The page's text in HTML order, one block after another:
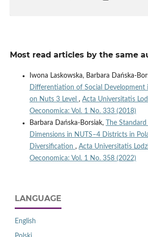
Most read articles by the same
Iwona Laskowska, Barbara Dańska-
Differentiation of Social Development
on Nuts 3 Level , Acta Universitatis
Oeconomica: Vol. 1 No. 333 (2018)
Barbara Dańska-Borsiak,
The
Dimensions in NUTS–4 Districts in
Diversification , Acta Universitatis
Oeconomica: Vol. 1 No. 358 (2022)
LANGUAGE
English